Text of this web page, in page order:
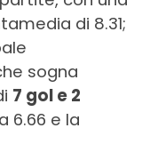
di 8.31;
sogna
7 gol e 2
6.66 e la